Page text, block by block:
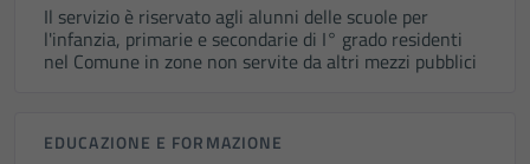
Il servizio è riservato agli alunni delle scuole per
l'infanzia, primarie e secondarie di I° grado residenti
nel Comune in zone non servite da altri mezzi pubblici
EDUCAZIONE E FORMAZIONE